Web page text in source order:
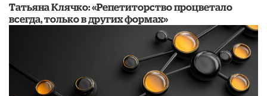
​Татьяна Клячко: «Репетиторство процветало
всегда, только в других формах»